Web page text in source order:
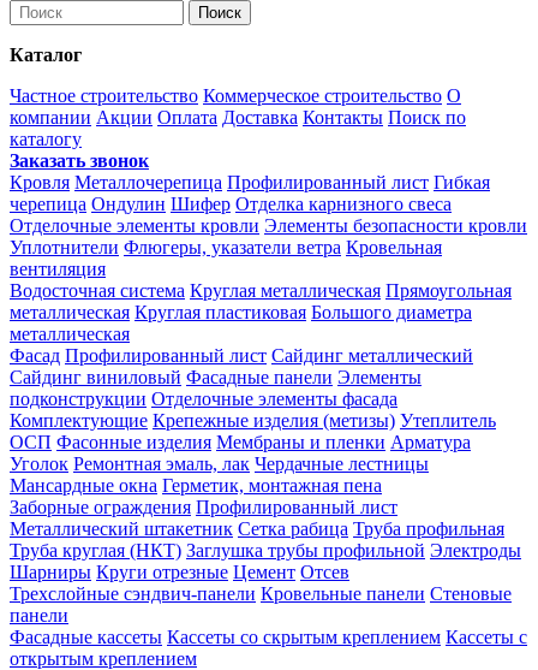
Каталог
Частное строительство Коммерческое строительство О
компании Акции Оплата Доставка Контакты Поиск по
каталогу
Заказать звонок
Кровля Металлочерепица Профилированный лист Гибкая
черепица Ондулин Шифер Отделка карнизного свеса
Отделочные элементы кровли Элементы безопасности кровли
Уплотнители Флюгеры, указатели ветра Кровельная
вентиляция
Водосточная система Круглая металлическая Прямоугольная
металлическая Круглая пластиковая Большого диаметра
металлическая
Фасад Профилированный лист Сайдинг металлический
Сайдинг виниловый Фасадные панели Элементы
подконструкции Отделочные элементы фасада
Комплектующие Крепежные изделия (метизы) Утеплитель
ОСП Фасонные изделия Мембраны и пленки Арматура
Уголок Ремонтная эмаль, лак Чердачные лестницы
Мансардные окна Герметик, монтажная пена
Заборные ограждения Профилированный лист
Металлический штакетник Сетка рабица Труба профильная
Труба круглая (НКТ) Заглушка трубы профильной Электроды
Шарниры Круги отрезные Цемент Отсев
Трехслойные сэндвич-панели Кровельные панели Стеновые
панели
Фасадные кассеты Кассеты со скрытым креплением Кассеты с
открытым креплением